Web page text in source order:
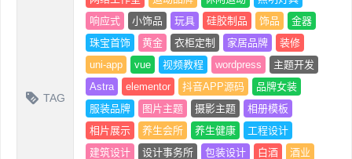
TAG
响应式
小饰品 玩具 硅胶制品 饰品
金器
珠宝首饰
黄金 衣柜定制 家居品牌
装修
uni-app
vue 视频教程 wordpress
主题开发
Astra
elementor 抖音APP源码
品牌女装
服装品牌
图片主题 摄影主题
相册模板
相片展示
养生会所 养生健康
工程设计
建筑设计
设计事务所 包装设计 白酒
酒业